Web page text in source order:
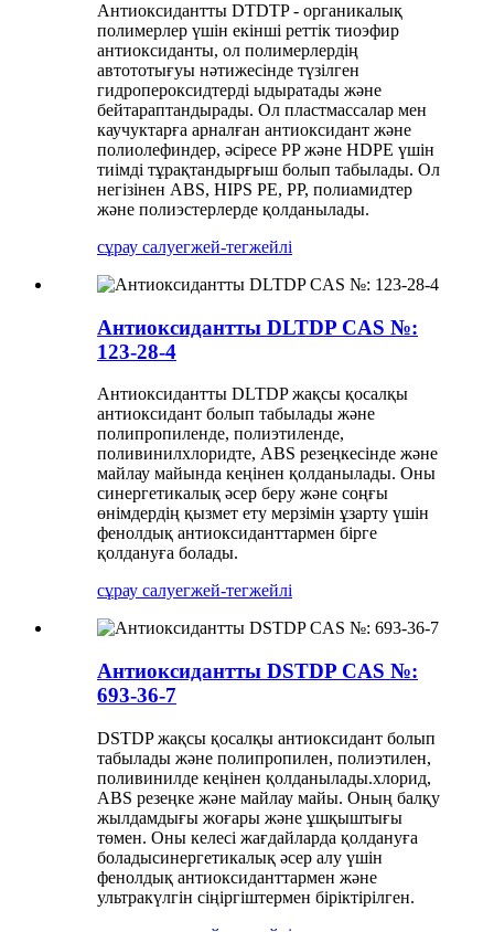
Антиоксидантты DTDTP - органикалық
полимерлер үшін екінші реттік тиоэфир
антиоксиданты, ол полимерлердің
автототығуы нәтижесінде түзілген
гидропероксидтерді ыдыратады және
бейтараптандырады. Ол пластмассалар мен
каучуктарға арналған антиоксидант және
полиолефиндер, әсіресе PP және HDPE үшін
тиімді тұрақтандырғыш болып табылады. Ол
негізінен ABS, HIPS PE, PP, полиамидтер
және полиэстерлерде қолданылады.
сұрау салуегжей-тегжейлі
Антиоксидантты DLTDP CAS №:
123-28-4
Антиоксидантты DLTDP жақсы қосалқы
антиоксидант болып табылады және
полипропиленде, полиэтиленде,
поливинилхлоридте, ABS резеңкесінде және
майлау майында кеңінен қолданылады. Оны
синергетикалық әсер беру және соңғы
өнімдердің қызмет ету мерзімін ұзарту үшін
фенолдық антиоксиданттармен бірге
қолдануға болады.
сұрау салуегжей-тегжейлі
Антиоксидантты DSTDP CAS №:
693-36-7
DSTDP жақсы қосалқы антиоксидант болып
табылады және полипропилен, полиэтилен,
поливинилде кеңінен қолданылады.хлорид,
ABS резеңке және майлау майы. Оның балқу
жылдамдығы жоғары және ұшқыштығы
төмен. Оны келесі жағдайларда қолдануға
боладысинергетикалық әсер алу үшін
фенолдық антиоксиданттармен және
ультракүлгін сіңіргіштермен біріктірілген.